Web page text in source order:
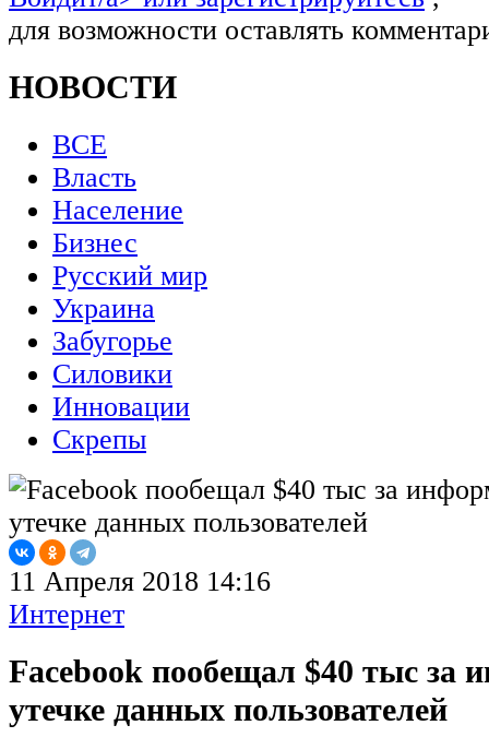
для возможности оставлять
НОВОСТИ
ВСЕ
Власть
Население
Бизнес
Русский мир
Украина
Забугорье
Силовики
Инновации
Скрепы
11 Апреля 2018 14:16
Интернет
Facebook пообещал $40 тыс за
утечке данных пользователей